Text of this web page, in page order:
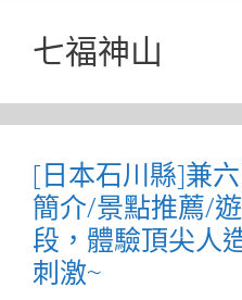
七福神山
[日本石川縣]兼
簡介/景點推薦/
段，體驗頂尖人
刺激~